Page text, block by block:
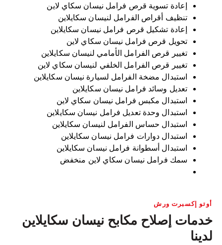
إعادة تسوية قرص فرامل نيسان سكاي لاين
تنظيف أقراص الفرامل لنيسان سكايلاين
إعادة تشكيل قرص فرامل نيسان سكايلاين
تحويل قرص فرامل نيسان سكاي لاين
تغيير قرص الفرامل الأمامي لنيسان سكايلاين
تغيير قرص الفرامل الخلفي لنيسان سكاي لاين
استبدال مضخة الفرامل لسيارة نيسان سكايلاين
تعديل وسائد فرامل نيسان سكايلاين
استبدال مكبس فرامل نيسان سكاي لاين
استبدال وحدة تعديل فرامل نيسان سكايلاين
استبدال حساس الفرامل لنيسان سكايلاين
استبدال دوارات فرامل نيسان سكايلاين
استبدال أسطوانة فرامل نيسان سكايلاين
سمك فرامل نيسان سكاي لاين منخفض
أوتو إكسبرت ورش
خدمات إصلاح مكابح نيسان سكايلاين
لدينا